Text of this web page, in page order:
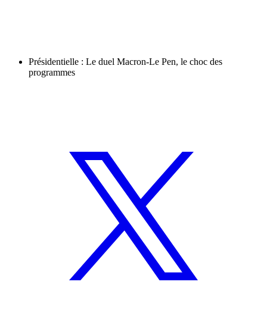
Présidentielle : Le duel Macron-Le Pen, le choc des
programmes